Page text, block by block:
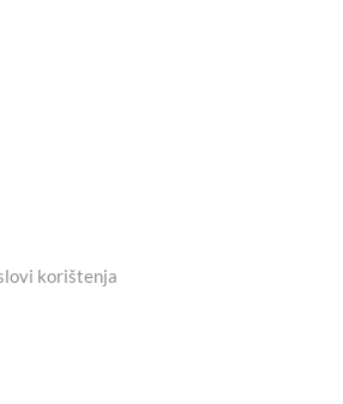
korištenja